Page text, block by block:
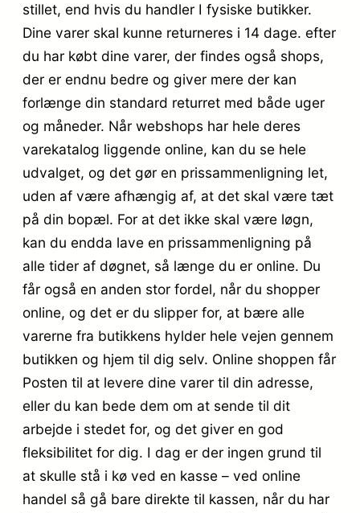
stillet, end hvis du handler I fysiske butikker.
Dine varer skal kunne returneres i 14 dage. efter
du har købt dine varer, der findes også shops,
der er endnu bedre og giver mere der kan
forlænge din standard returret med både uger
og måneder. Når webshops har hele deres
varekatalog liggende online, kan du se hele
udvalget, og det gør en prissammenligning let,
uden af være afhængig af, at det skal være tæt
på din bopæl. For at det ikke skal være løgn,
kan du endda lave en prissammenligning på
alle tider af døgnet, så længe du er online. Du
får også en anden stor fordel, når du shopper
online, og det er du slipper for, at bære alle
varerne fra butikkens hylder hele vejen gennem
butikken og hjem til dig selv. Online shoppen får
Posten til at levere dine varer til din adresse,
eller du kan bede dem om at sende til dit
arbejde i stedet for, og det giver en god
fleksibilitet for dig. I dag er der ingen grund til
at skulle stå i kø ved en kasse – ved online
handel så gå bare direkte til kassen, når du har